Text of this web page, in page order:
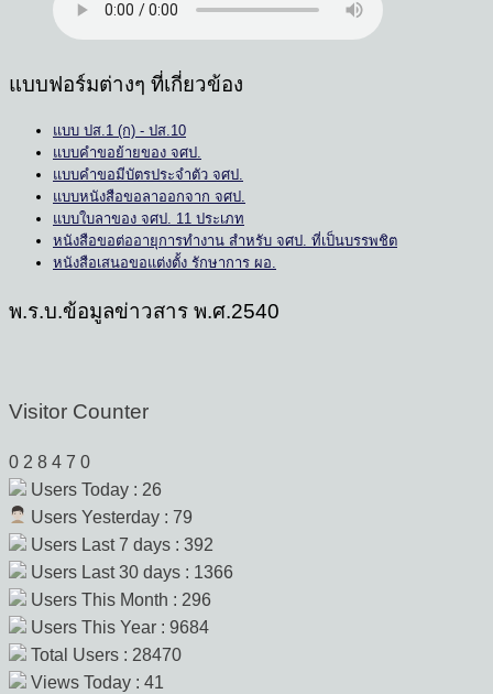
แบบฟอร์มต่างๆ ที่เกี่ยวข้อง
แบบ ปส.1 (ก) - ปส.10
แบบคำขอย้ายของ จศป.
แบบคำขอมีบัตรประจำตัว จศป.
แบบหนังสือขอลาออกจาก จศป.
แบบใบลาของ จศป. 11 ประเภท
หนังสือขอต่ออายุการทำงาน สำหรับ จศป. ที่เป็นบรรพชิต
หนังสือเสนอขอแต่งตั้ง รักษาการ ผอ.
พ.ร.บ.ข้อมูลข่าวสาร พ.ศ.2540
Visitor Counter
0 2 8 4 7 0
Users Today : 26
Users Yesterday : 79
Users Last 7 days : 392
Users Last 30 days : 1366
Users This Month : 296
Users This Year : 9684
Total Users : 28470
Views Today : 41